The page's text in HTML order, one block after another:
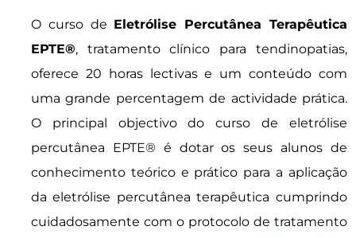
O curso de Eletrólise Percutânea Terapêutica
EPTE®, tratamento clínico para tendinopatias,
oferece 20 horas lectivas e um conteúdo com
uma grande percentagem de actividade prática.
O principal objectivo do curso de eletrólise
percutânea EPTE® é dotar os seus alunos de
conhecimento teórico e prático para a aplicação
da eletrólise percutânea terapêutica cumprindo
cuidadosamente com o protocolo de tratamento